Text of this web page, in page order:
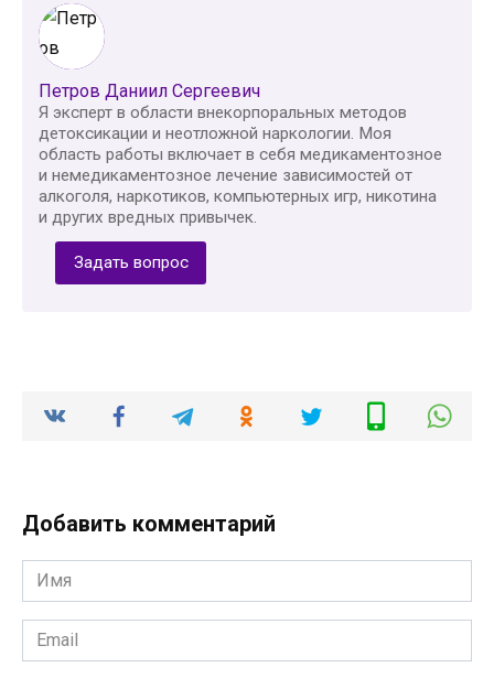
Петров Даниил Сергеевич
Я эксперт в области внекорпоральных методов
детоксикации и неотложной наркологии. Моя
область работы включает в себя медикаментозное
и немедикаментозное лечение зависимостей от
алкоголя, наркотиков, компьютерных игр, никотина
и других вредных привычек.
Задать вопрос
Добавить комментарий
Имя
*
Email
*